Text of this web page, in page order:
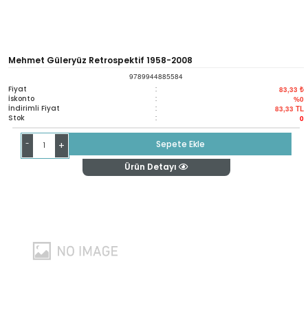
Mehmet Güleryüz Retrospektif 1958-2008
9789944885584
Fiyat : 83,33 ₺
İskonto : %0
İndirimli Fiyat : 83,33 TL
Stok : 0
- +
Sepete Ekle
Ürün Detayı